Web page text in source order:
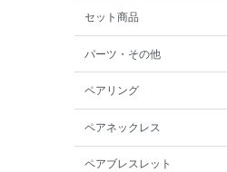
セット商品
パーツ・その他
ペアリング
ペアネックレス
ペアブレスレット